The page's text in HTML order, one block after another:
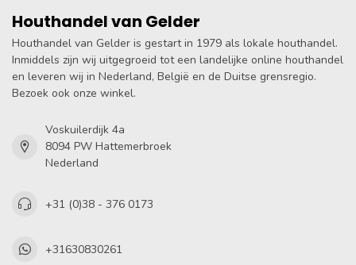
Houthandel van Gelder
Houthandel van Gelder is gestart in 1979 als lokale houthandel.
Inmiddels zijn wij uitgegroeid tot een landelijke online houthandel
en leveren wij in Nederland, België en de Duitse grensregio.
Bezoek ook onze winkel.
Voskuilerdijk 4a
8094 PW Hattemerbroek
Nederland
+31 (0)38 - 376 0173
+31630830261